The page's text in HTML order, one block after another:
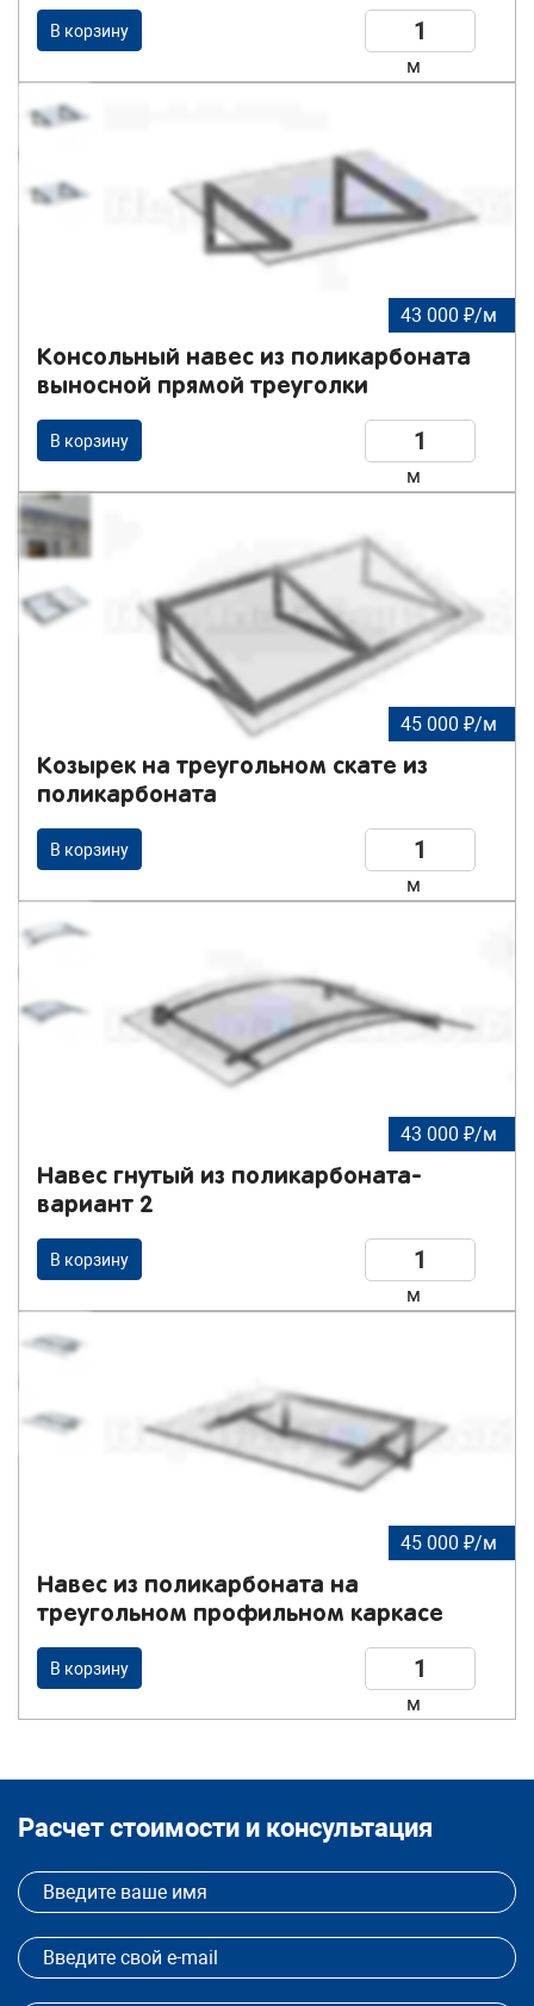
В корзину
м
43 000 ₽/м
Консольный навес из поликарбоната
выносной прямой треуголки
В корзину
м
45 000 ₽/м
Козырек на треугольном скате из
поликарбоната
В корзину
м
43 000 ₽/м
Навес гнутый из поликарбоната-
вариант 2
В корзину
м
45 000 ₽/м
Навес из поликарбоната на
треугольном профильном каркасе
В корзину
м
Расчет стоимости и консультация